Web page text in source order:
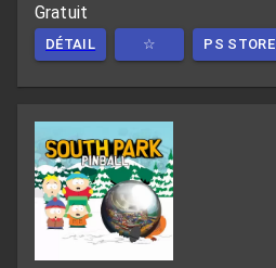
Gratuit
DÉTAIL ☆ PS STORE